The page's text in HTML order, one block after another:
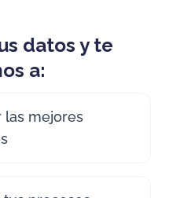
datos y te
a:
las mejores